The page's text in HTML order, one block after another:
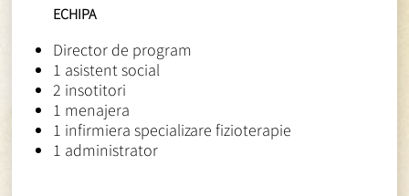
ECHIPA
Director de program
1 asistent social
2 insotitori
1 menajera
1 infirmiera specializare fizioterapie
1 administrator